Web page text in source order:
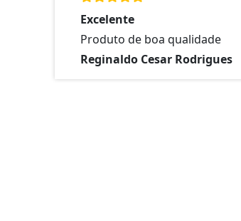
Excelente
Produto de boa qualidade
Reginaldo Cesar Rodrigues